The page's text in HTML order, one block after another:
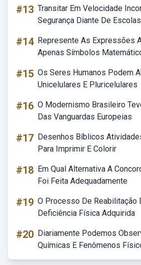
#13 Transitar Em Velocidade
Segurança Diante De Escolas
#14 Represente As Expressões
Apenas Símbolos
#15 Os Seres Humanos Podem
Unicelulares E Pluricelulares
#16 O Modernismo Brasileiro
Das Vanguardas Europeias
#17 Desenhos Bíblicos
Para Imprimir E Colorir
#18 Em Qual Alternativa A
Foi Feita Adequadamente
#19 O Processo De Reabilitação
Deficiência Física Adquirida
#20 Diariamente Podemos
Químicas E Fenômenos